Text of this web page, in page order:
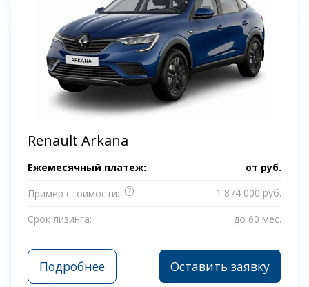
Renault Arkana
Ежемесячный платеж: от руб.
Пример стоимости:
?
1 874 000 руб.
Срок лизинга:
до 60 мес.
Подробнее Оставить заявку